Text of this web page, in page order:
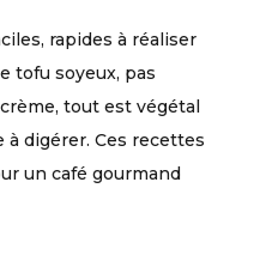
rapides à réaliser
tofu soyeux, pas
tout est végétal
digérer. Ces recettes
un café gourmand